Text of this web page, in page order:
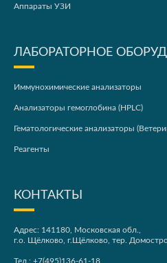
Аппараты УЗИ
ЛАБОРАТОРНОЕ
Иммунохимические анализаторы
Анализаторы гемоглобина (HPLC)
Гематологические анализаторы
Реагенты
КОНТАКТЫ
Адрес: 141180, Московская обл.,
г.о. Щёлково, г.Щёлково, тер.
Тел.: +7(495)136-61-18